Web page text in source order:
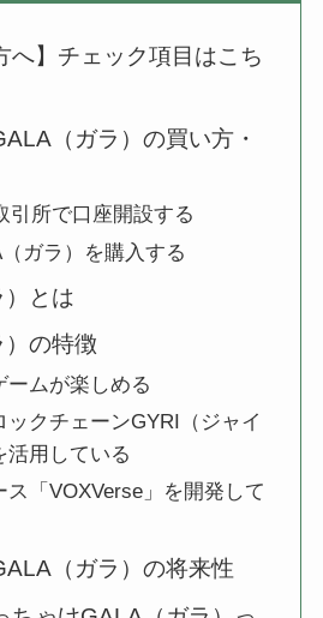
へ】チェック項目はこち
（ガラ）の買い方・
引所で口座開設する
ガラ）を購入する
とは
の特徴
ームが楽しめる
ックチェーンGYRI（ジャイ
活用している
ス「VOXVerse」を開発して
（ガラ）の将来性